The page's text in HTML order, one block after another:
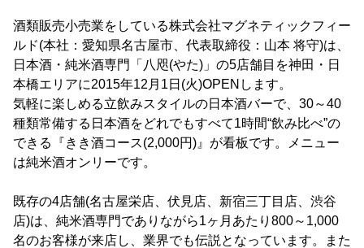
酒類販売小売業をしている株式会社マグネティックフィー
ルド(本社：愛知県名古屋市、代表取締役：山本 将守)は、
日本酒・純米酒専門「八咫(やた)」の5店舗目を神田・日
本橋エリアに2015年12月1日(火)OPENします。
気軽に楽しめる立飲みスタイルの日本酒バーで、30～40
種類常備する日本酒をどれでもすべて1時間“飲み比べ”の
できる『きき酒コース(2,000円)』が看板です。メニュー
は純米酒オンリーです。
既存の4店舗(名古屋栄店、伏見店、新宿三丁目店、渋谷
店)は、純米酒専門でありながら1ヶ月あたり800～1,000
名のお客様が来店し、業界でも伝説となっています。また